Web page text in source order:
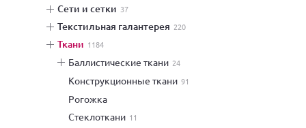
сети и сетки 37
текстильная галантерея 220
ткани 1184
баллистические ткани 24
конструкционные ткани 91
рогожка
стеклоткани 11